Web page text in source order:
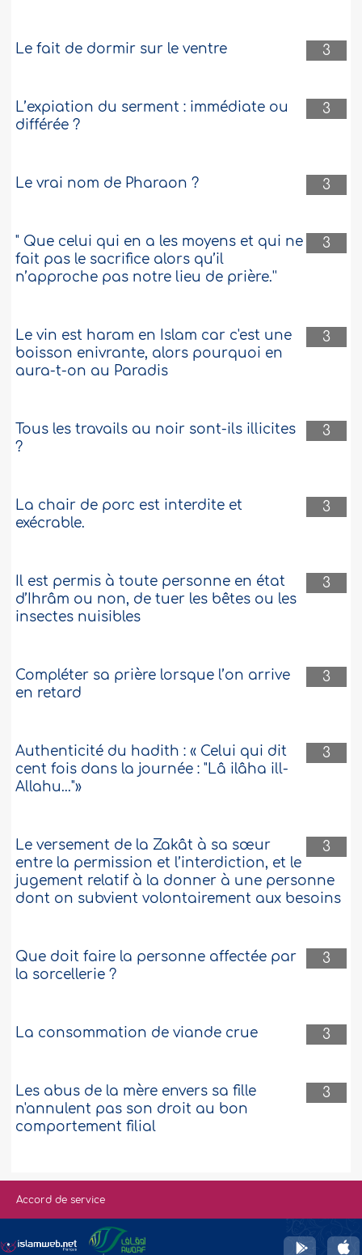
3
Le fait de dormir sur le ventre
3
L’expiation du serment : immédiate ou
différée ?
3
Le vrai nom de Pharaon ?
3
" Que celui qui en a les moyens et qui ne
fait pas le sacrifice alors qu’il
n’approche pas notre lieu de prière.''
3
Le vin est haram en Islam car c'est une
boisson enivrante, alors pourquoi en
aura-t-on au Paradis
3
Tous les travails au noir sont-ils illicites
?
3
La chair de porc est interdite et
exécrable.
3
Il est permis à toute personne en état
d’Ihrâm ou non, de tuer les bêtes ou les
insectes nuisibles
3
Compléter sa prière lorsque l’on arrive
en retard
3
Authenticité du hadith : « Celui qui dit
cent fois dans la journée : "Lâ ilâha ill-
Allahu..."»
3
Le versement de la Zakât à sa sœur
entre la permission et l’interdiction, et le
jugement relatif à la donner à une personne
dont on subvient volontairement aux besoins
3
Que doit faire la personne affectée par
la sorcellerie ?
3
La consommation de viande crue
3
Les abus de la mère envers sa fille
n'annulent pas son droit au bon
comportement filial
Accord de service